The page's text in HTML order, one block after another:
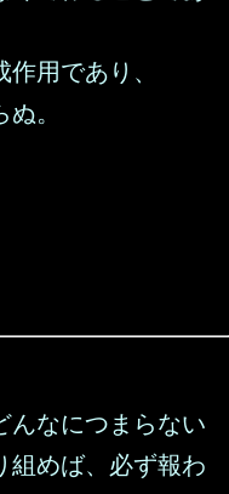
用であり、
。
んなにつまらない
組めば、必ず報わ